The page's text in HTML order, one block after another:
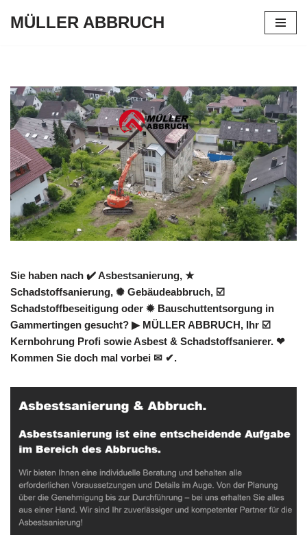
MÜLLER ABBRUCH
Sie haben nach ✔️ Asbestsanierung, ★
Schadstoffsanierung, ✺ Gebäudeabbruch, ☑️
Schadstoffbeseitigung oder ✹ Bauschuttentsorgung in
Gammertingen gesucht? ▶︎ MÜLLER ABBRUCH, Ihr ☑️
Kernbohrung Profi sowie Asbest & Schadstoffsanierer. ❤
Kommen Sie doch mal vorbei ✉ ✔.